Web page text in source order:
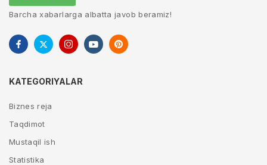
Barcha xabarlarga albatta javob beramiz!
KATEGORIYALAR
Biznes reja
Taqdimot
Mustaqil ish
Statistika